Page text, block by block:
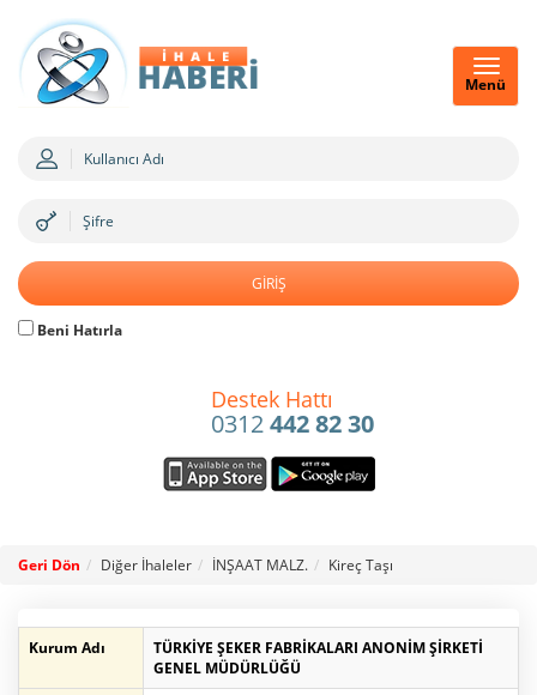
Menü
Beni Hatırla
Destek Hattı
0312442 82 30
Geri Dön Diğer İhaleler İNŞAAT MALZ. Kireç Taşı
Kurum Adı
TÜRKİYE ŞEKER FABRİKALARI ANONİM ŞİRKETİ
GENEL MÜDÜRLÜĞÜ